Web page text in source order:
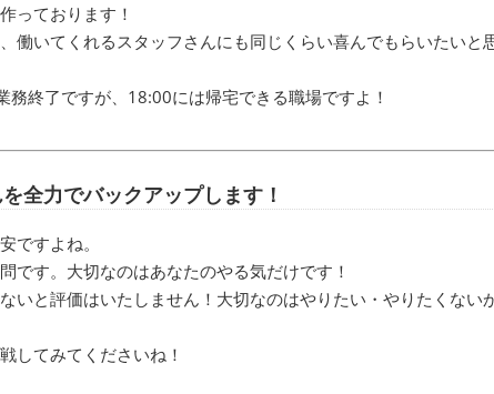
っております！
働いてくれるスタッフさんにも同じくらい喜んでもらいたいと
終了ですが、18:00には帰宅できる職場ですよ！
全力でバックアップします！
ですよね。
です。大切なのはあなたのやる気だけです！
いと評価はいたしません！大切なのはやりたい・やりたくない
してみてくださいね！